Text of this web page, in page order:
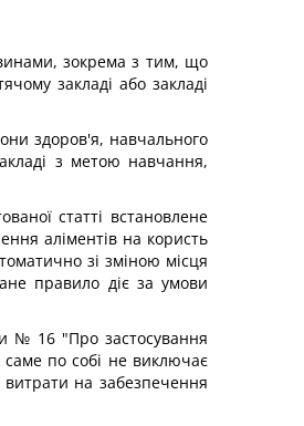
зокрема з тим, що
закладі або закладі
здоров'я, навчального
з метою навчання,
статті встановлене
аліментів на користь
зі зміною місця
правило діє за умови
№ 16 "Про застосування
по собі не виключає
витрати на забезпечення